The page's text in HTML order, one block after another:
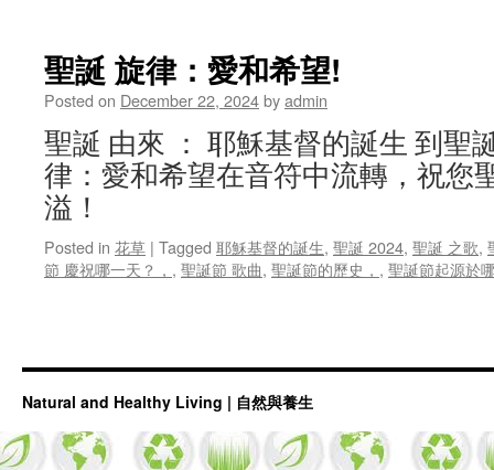
聖誕 旋律：愛和希望!
Posted on December 22, 2024byadmin
聖誕 由來 ： 耶穌基督的誕生 到聖
律：愛和希望在音符中流轉，祝您
溢！
Posted in 花草 | Tagged 耶穌基督的誕生, 聖誕 2024, 聖誕 之歌,
節 慶祝哪一天？， , 聖誕節 歌曲, 聖誕節的歷史， , 聖誕節起源於
Natural and Healthy Living | 自然與養生